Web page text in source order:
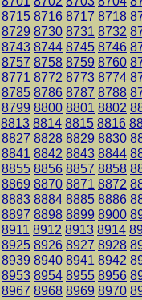
8715 8716 8717 8718
8729 8730 8731 8732
8743 8744 8745 8746
8757 8758 8759 8760
8771 8772 8773 8774
8785 8786 8787 8788
8799 8800 8801 8802
8813 8814 8815 8816
8827 8828 8829 8830
8841 8842 8843 8844
8855 8856 8857 8858
8869 8870 8871 8872
8883 8884 8885 8886
8897 8898 8899 8900
8911 8912 8913 8914
8925 8926 8927 8928
8939 8940 8941 8942
8953 8954 8955 8956
8967 8968 8969 8970